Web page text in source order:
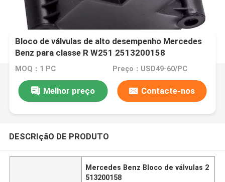
Bloco de válvulas de alto desempenho Mercedes
Benz para classe R W251 2513200158
MOQ：1 PC Preço：USD49-60/PC
Melhor preço Contacte-nos
DESCRIçãO DE PRODUTO
Mercedes Benz Bloco de válvulas 2
513200158